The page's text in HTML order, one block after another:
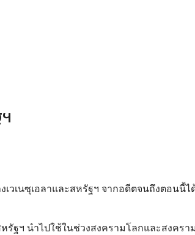
เนซุเอลาและสหรัฐฯ จากอดีตจนถึงตอนนี้ไ
ฐฯ นำไปใช้ในช่วงสงครามโลกและสงครา